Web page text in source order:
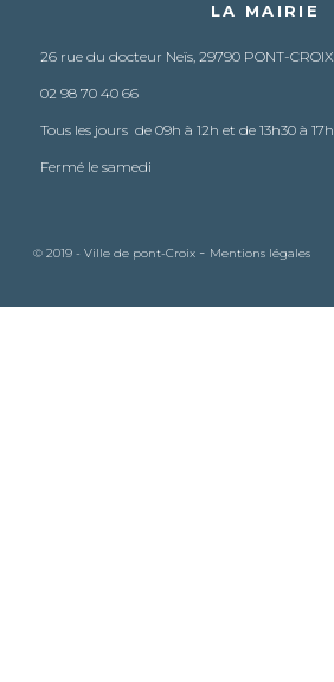
LA MAIRIE
26 rue du docteur Neïs, 29790 PONT-CROIX
02 98 70 40 66
Tous les jours de 09h à 12h et de 13h30 à 17h
Fermé le samedi
© 2019 - Ville de pont-Croix - Mentions légales